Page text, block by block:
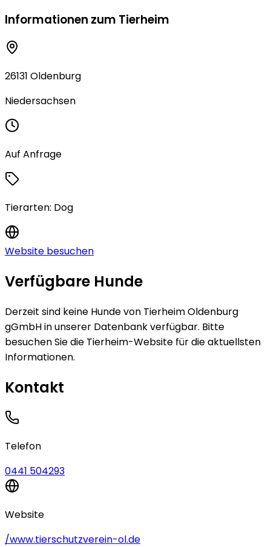
Informationen zum Tierheim
26131 Oldenburg
Niedersachsen
Auf Anfrage
Tierarten: Dog
Website besuchen
Verfügbare Hunde
Derzeit sind keine Hundevon Tierheim Oldenburg
gGmbHin unserer Datenbank verfügbar. Bitte
besuchen Sie die Tierheim-Website für die aktuellsten
Informationen.
Kontakt
Telefon
0441 504293
Website
/www.tierschutzverein-ol.de